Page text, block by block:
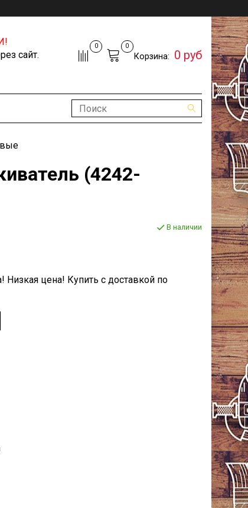
сайт.
0 0
Корзина: 0 руб
(4242-
В наличии
цена! Купить с доставкой по